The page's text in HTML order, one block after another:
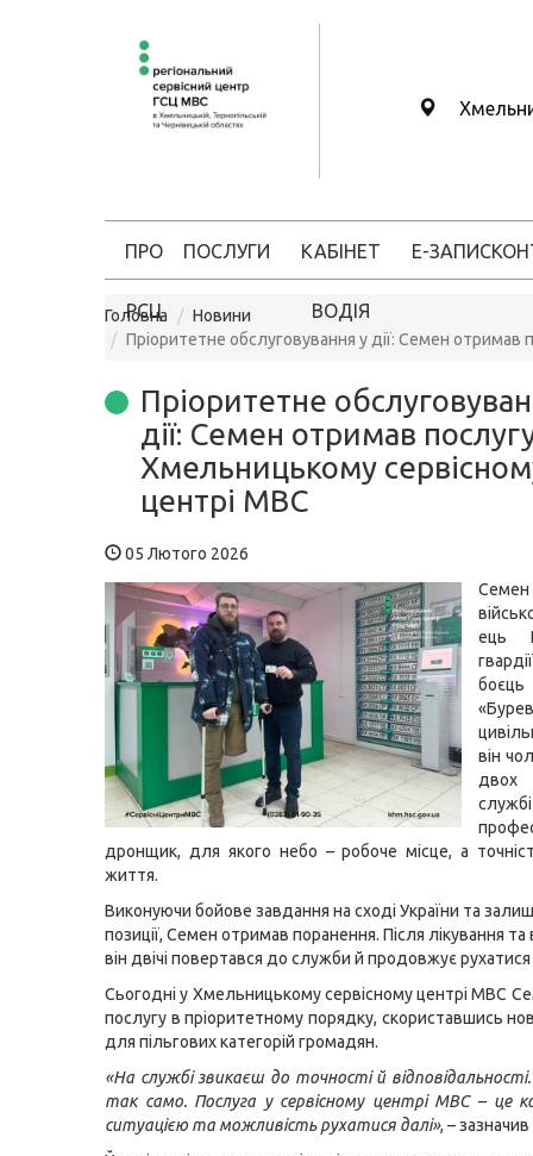
ПРО
РСЦ
ПОСЛУГИ КАБІНЕТ
ВОДІЯ
Е-ЗАПИС
Головна
Новини
Пріоритетне обслуговування у дії: Семен
Пріоритетне
дії: Семен отримав
Хмельницькому
центрі МВС
05 Лютого 2026
ець
боєць
він
двох
дронщик, для якого небо – робоче місце, а
життя.
Виконуючи бойове завдання на сході України та
позиції, Семен отримав поранення. Після лікування
він двічі повертався до служби й продовжує
Сьогодні у Хмельницькому сервісному центрі МВС
послугу в пріоритетному порядку, скориставшись
для пільгових категорій громадян.
«На службі звикаєш до точності й
так само. Послуга у сервісному центрі МВС – це
ситуацією та можливість рухатися далі», –